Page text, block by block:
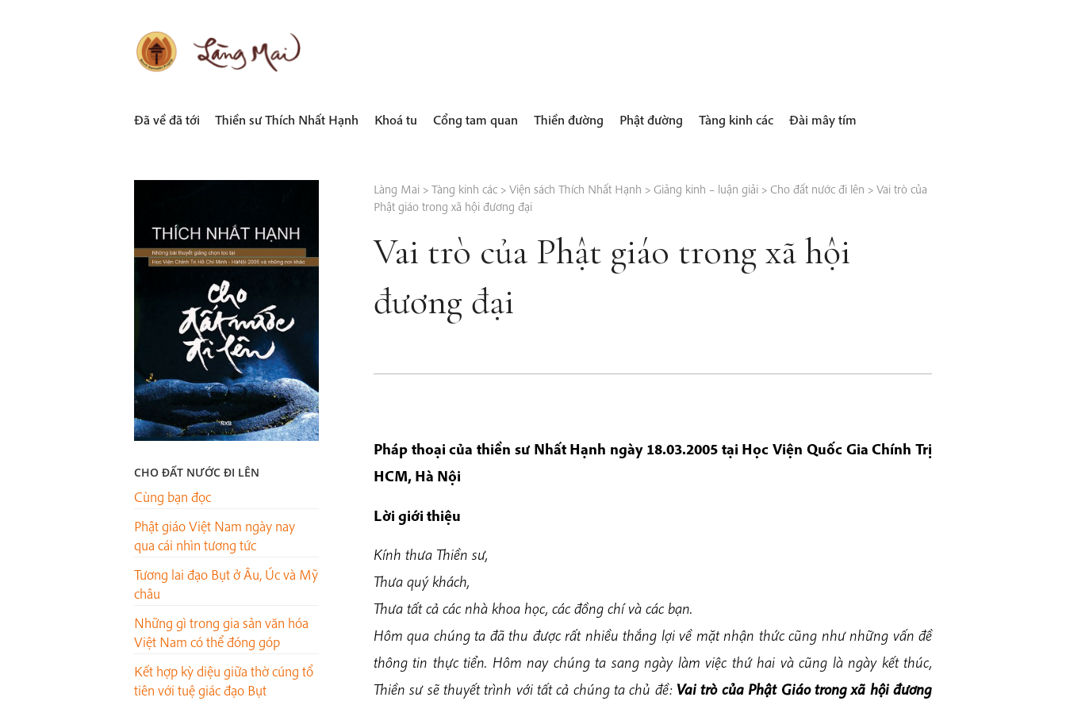
LÀNG MAI
Đã về đã tới Thiền sư Thích Nhất Hạnh Khoá tu Cổng tam quan Thiền đường Phật đường Tàng kinh các Đài mây tím
CHO ĐẤT NƯỚC ĐI LÊN
Cùng bạn đọc
Phật giáo Việt Nam ngày nay
qua cái nhìn tương tức
Tương lai đạo Bụt ở Âu, Úc và Mỹ
châu
Những gì trong gia sản văn hóa
Việt Nam có thể đóng góp
Kết hợp kỳ diệu giữa thờ cúng tổ
tiên với tuệ giác đạo Bụt
Làng Mai> Tàng kinh các> Viện sách Thích Nhất Hạnh > Giảng kinh – luận giải> Cho đất nước đi lên > Vai trò của
Phật giáo trong xã hội đương đại
Vai trò của Phật giáo trong xã hội
đương đại
Pháp thoại của thiền sư Nhất Hạnh ngày 18.03.2005 tại Học Viện Quốc Gia Chính Trị
HCM, Hà Nội
Lời giới thiệu
Kính thưa Thiền sư,
Thưa quý khách,
Thưa tất cả các nhà khoa học, các đồng chí và các bạn.
Hôm qua chúng ta đã thu được rất nhiều thắng lợi về mặt nhận thức cũng như những vấn đề
thông tin thực tiển. Hôm nay chúng ta sang ngày làm việc thứ hai và cũng là ngày kết thúc,
Thiền sư sẽ thuyết trình với tất cả chúng ta chủ đề:Vai trò của Phật Giáo trong xã hội đương